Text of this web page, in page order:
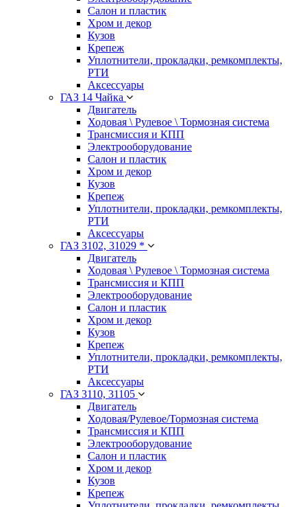
Салон и пластик
Хром и декор
Кузов
Крепеж
Уплотнители, прокладки, ремкомплекты,
РТИ
Аксессуары
ГАЗ 14 Чайка
Двигатель
Ходовая \ Рулевое \ Тормозная система
Трансмиссия и КПП
Электрооборудование
Салон и пластик
Хром и декор
Кузов
Крепеж
Уплотнители, прокладки, ремкомплекты,
РТИ
Аксессуары
ГАЗ 3102, 31029 *
Двигатель
Ходовая \ Рулевое \ Тормозная система
Трансмиссия и КПП
Электрооборудование
Салон и пластик
Хром и декор
Кузов
Крепеж
Уплотнители, прокладки, ремкомплекты,
РТИ
Аксессуары
ГАЗ 3110, 31105
Двигатель
Ходовая/Рулевое/Тормозная система
Трансмиссия и КПП
Электрооборудование
Салон и пластик
Хром и декор
Кузов
Крепеж